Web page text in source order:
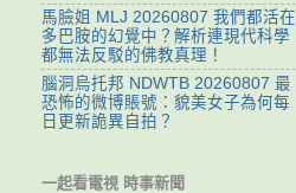
馬臉姐 MLJ 20260807 我們都活在
多巴胺的幻覺中？解析連現代科學
都無法反駁的佛教真理！
腦洞烏托邦 NDWTB 20260807 最
恐怖的微博賬號：貌美女子為何每
日更新詭異自拍？
一起看電視 時事新聞